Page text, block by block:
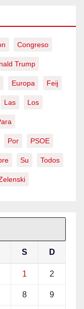
Congreso
Trump
Europa Feij
Las Los
Por PSOE
Su Todos
S D
1 2
8 9